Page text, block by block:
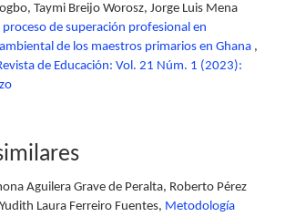
Taymi Breijo Worosz, Jorge Luis Mena
proceso de superación profesional en
de los maestros primarios en Ghana ,
de Educación: Vol. 21 Núm. 1 (2023):
Aguilera Grave de Peralta, Roberto Pérez
Laura Ferreiro Fuentes, Metodología